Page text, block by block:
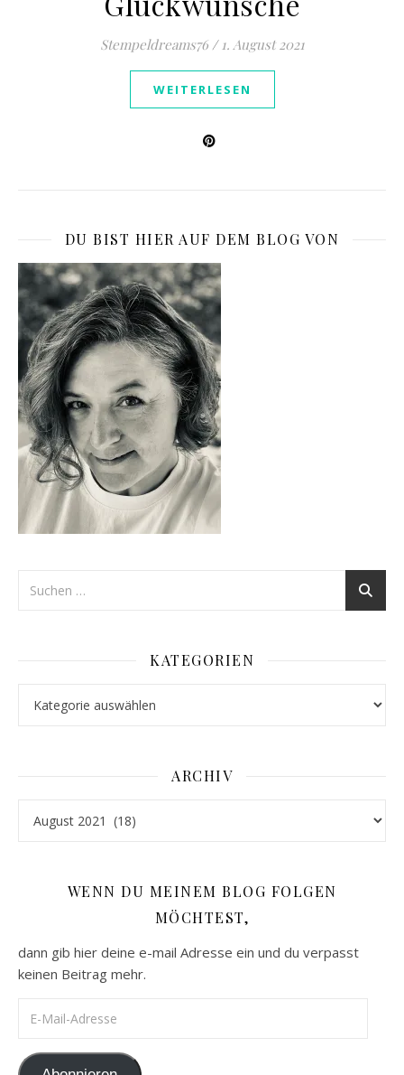
Stempeldreams76 / 1. August 2021
WEITERLESEN
DU BIST HIER AUF DEM BLOG VON
KATEGORIEN
ARCHIV
WENN DU MEINEM BLOG FOLGEN
MÖCHTEST,
dann gib hier deine e-mail Adresse ein und du verpasst
keinen Beitrag mehr.